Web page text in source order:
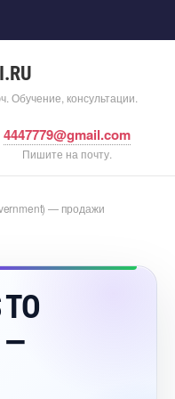
Обучение, консультации.
4447779@gmail.com
Пишите на почту.
— продажи
—